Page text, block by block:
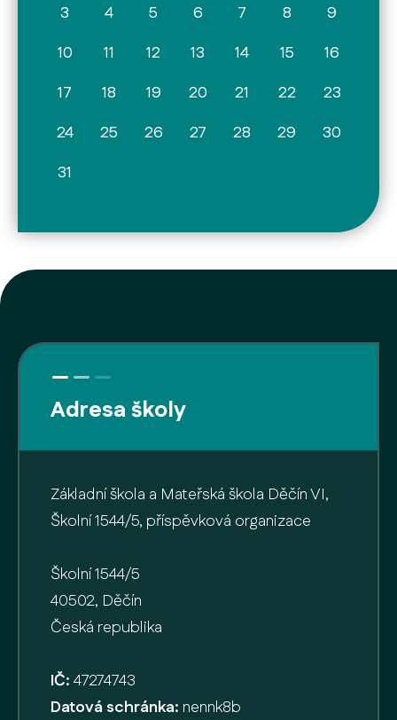
3
4 5 6 7 8
9
10
11 12 13 14 15
16
17
18 19 20 21 22
23
24
25 26 27 28 29
30
31
Adresa školy
Základní škola a Mateřská škola Děčín VI,
Školní 1544/5, příspěvková organizace
Školní 1544/5
40502, Děčín
Česká republika
IČ:47274743
Datová schránka: nennk8b